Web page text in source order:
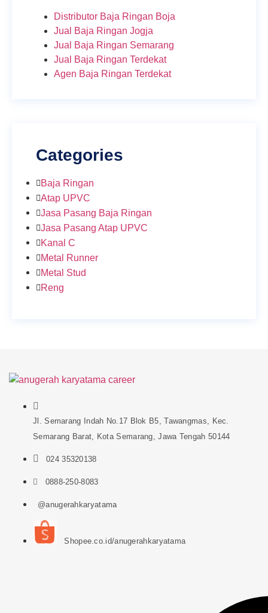
Distributor Baja Ringan Boja
Jual Baja Ringan Jogja
Jual Baja Ringan Semarang
Jual Baja Ringan Terdekat
Agen Baja Ringan Terdekat
Categories
Baja Ringan
Atap UPVC
Jasa Pasang Baja Ringan
Jasa Pasang Atap UPVC
Kanal C
Metal Runner
Metal Stud
Reng
Jl. Semarang Indah No.17 Blok B5, Tawangmas, Kec.
Semarang Barat, Kota Semarang, Jawa Tengah 50144
024 35320138
0888-250-8083
@anugerahkaryatama
Shopee.co.id/anugerahkaryatama